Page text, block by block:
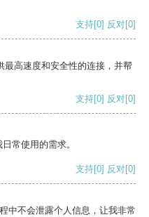
支持[0] 反对[0]
最高速度和安全性的连接，并帮
支持[0] 反对[0]
常使用的需求。
支持[0] 反对[0]
中不会泄露个人信息，让我非常